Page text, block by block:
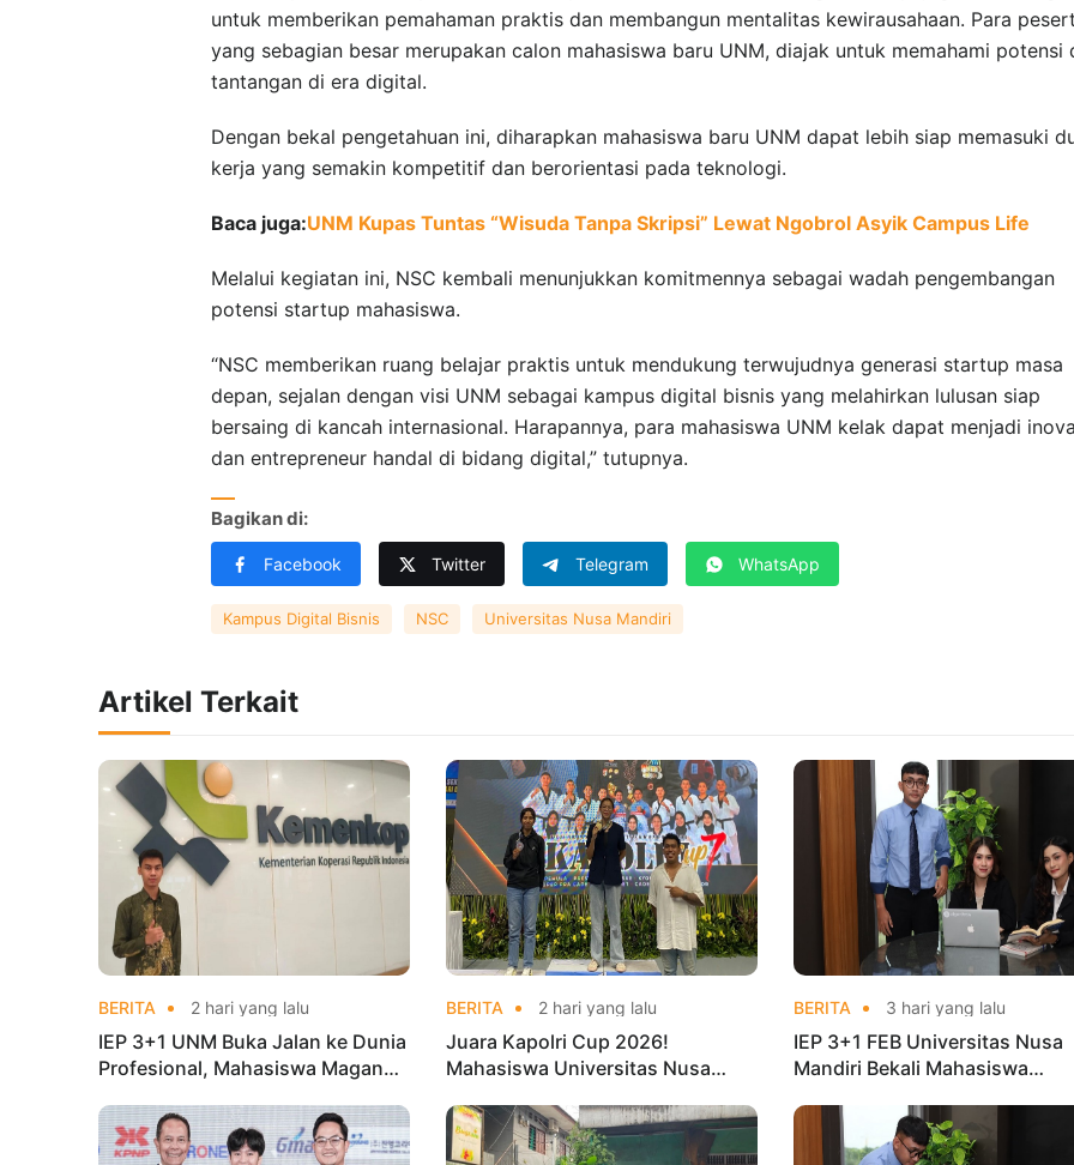
untuk memberikan pemahaman praktis dan membangun mentalitas kewirausahaan. Para
yang sebagian besar merupakan calon mahasiswa baru UNM, diajak untuk memahami potensi
tantangan di era digital.
Dengan bekal pengetahuan ini, diharapkan mahasiswa baru UNM dapat lebih siap memasuki
kerja yang semakin kompetitif dan berorientasi pada teknologi.
Baca juga:UNM Kupas Tuntas “Wisuda Tanpa Skripsi” Lewat Ngobrol Asyik Campus Life
Melalui kegiatan ini, NSC kembali menunjukkan komitmennya sebagai wadah pengembangan
potensi startup mahasiswa.
“NSC memberikan ruang belajar praktis untuk mendukung terwujudnya generasi startup masa
depan, sejalan dengan visi UNM sebagai kampus digital bisnis yang melahirkan lulusan siap
bersaing di kancah internasional. Harapannya, para mahasiswa UNM kelak dapat menjadi
dan entrepreneur handal di bidang digital,” tutupnya.
Bagikan di:
Facebook Twitter Telegram WhatsApp
Kampus Digital Bisnis NSC Universitas Nusa Mandiri
Artikel Terkait
BERITA 2 hari yang lalu
IEP 3+1 UNM Buka Jalan ke Dunia
Profesional, Mahasiswa Magang
BERITA 2 hari yang lalu
Juara Kapolri Cup 2026!
Mahasiswa Universitas Nusa
di Kejurnas Taekwondo
BERITA 3 hari yang lalu
IEP 3+1 FEB Universitas Nusa
Mandiri Bekali Mahasiswa